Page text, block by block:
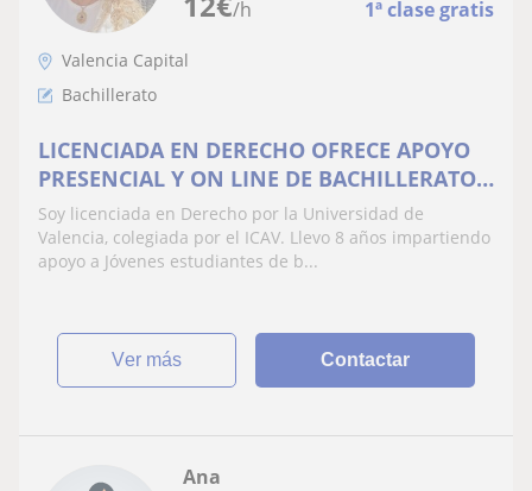
/h 1ª clase gratis
Valencia Capital
Bachillerato
LICENCIADA EN DERECHO OFRECE APOYO
PRESENCIAL Y ON LINE DE BACHILLERATO,
FP Y PREPARACIÓN PAU
Soy licenciada en Derecho por la Universidad de
Valencia, colegiada por el ICAV. Llevo 8 años impartiendo
apoyo a Jóvenes estudiantes de b...
ver más Contactar
Ana